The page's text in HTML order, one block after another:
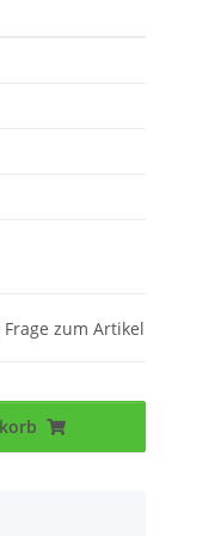
Frage zum Artikel